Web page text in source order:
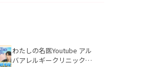
わたしの名医Youtube アル
バアレルギークリニック札